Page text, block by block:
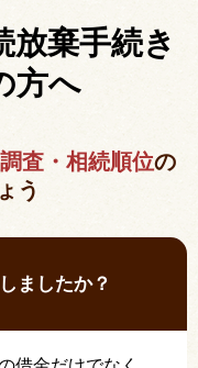
放棄手続き
方へ
査・相続順位の
う
ましたか？